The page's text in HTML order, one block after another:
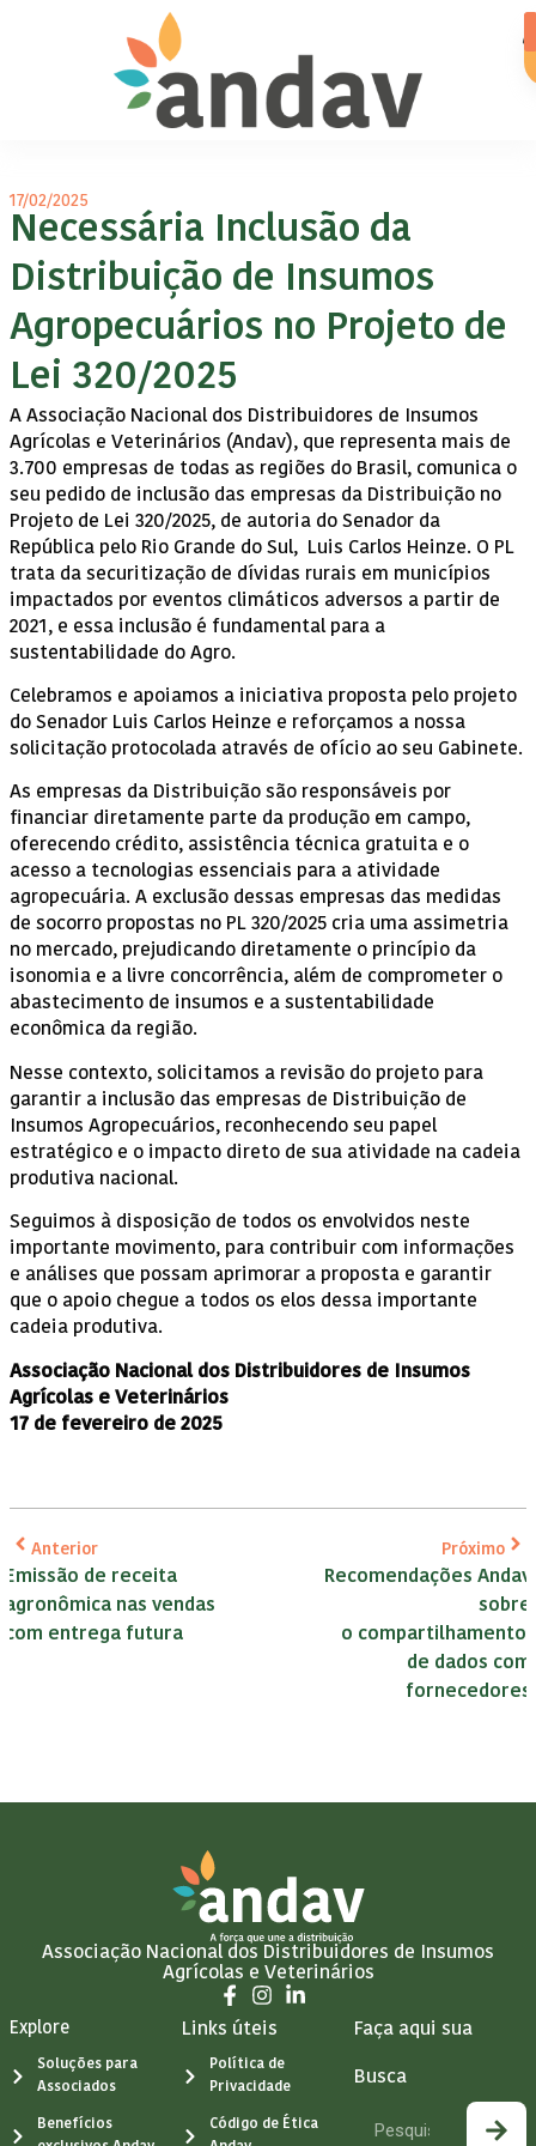
17/02/2025
Necessária Inclusão da
Distribuição de Insumos
Agropecuários no Projeto de
Lei 320/2025
A Associação Nacional dos Distribuidores de Insumos
Agrícolas e Veterinários (Andav), que representa mais de
3.700 empresas de todas as regiões do Brasil, comunica o
seu pedido de inclusão das empresas da Distribuição no
Projeto de Lei 320/2025, de autoria do Senador da
República pelo Rio Grande do Sul, Luis Carlos Heinze. O PL
trata da securitização de dívidas rurais em municípios
impactados por eventos climáticos adversos a partir de
2021, e essa inclusão é fundamental para a
sustentabilidade do Agro.
Celebramos e apoiamos a iniciativa proposta pelo projeto
do Senador Luis Carlos Heinze e reforçamos a nossa
solicitação protocolada através de ofício ao seu Gabinete.
As empresas da Distribuição são responsáveis por
financiar diretamente parte da produção em campo,
oferecendo crédito, assistência técnica gratuita e o
acesso a tecnologias essenciais para a atividade
agropecuária. A exclusão dessas empresas das medidas
de socorro propostas no PL 320/2025 cria uma assimetria
no mercado, prejudicando diretamente o princípio da
isonomia e a livre concorrência, além de comprometer o
abastecimento de insumos e a sustentabilidade
econômica da região.
Nesse contexto, solicitamos a revisão do projeto para
garantir a inclusão das empresas de Distribuição de
Insumos Agropecuários, reconhecendo seu papel
estratégico e o impacto direto de sua atividade na cadeia
produtiva nacional.
Seguimos à disposição de todos os envolvidos neste
importante movimento, para contribuir com informações
e análises que possam aprimorar a proposta e garantir
que o apoio chegue a todos os elos dessa importante
cadeia produtiva.
Associação Nacional dos Distribuidores de Insumos
Agrícolas e Veterinários
17 de fevereiro de 2025
Anterior
Emissão de receita
agronômica nas vendas
com entrega futura
Próximo
Recomendações Andav
sobre
o compartilhamento
de dados com
fornecedores
Associação Nacional dos Distribuidores de Insumos
Agrícolas e Veterinários
Explore
Soluções para
Associados
Benefícios
Links úteis
Política de
Privacidade
Código de Ética
Faça aqui sua
Busca